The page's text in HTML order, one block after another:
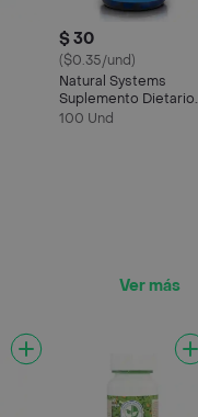
$ 30
($0.35/und)
Natural Systems
Suplemento Dietario
Potassium (120 mg)
100 Und
Ver más